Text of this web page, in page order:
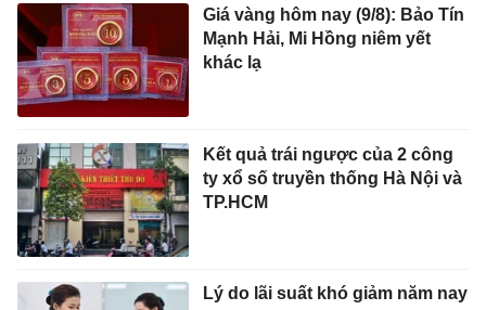
Giá vàng hôm nay (9/8): Bảo Tín
Mạnh Hải, Mi Hồng niêm yết
khác lạ
Kết quả trái ngược của 2 công
ty xổ số truyền thống Hà Nội và
TP.HCM
Lý do lãi suất khó giảm năm nay